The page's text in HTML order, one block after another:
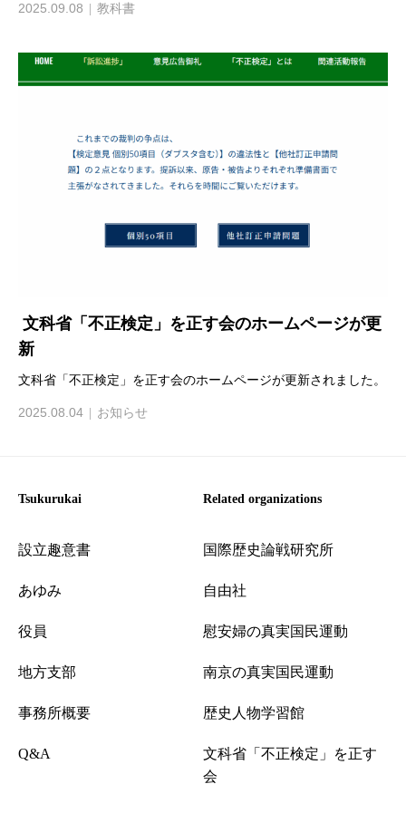
2025.09.08 教科書
文科省「不正検定」を正す会のホームページが更
新
文科省「不正検定」を正す会のホームページが更新されました。
2025.08.04 お知らせ
Tsukurukai
設立趣意書
あゆみ
役員
地方支部
事務所概要
Q&A
Related organizations
国際歴史論戦研究所
自由社
慰安婦の真実国民運動
南京の真実国民運動
歴史人物学習館
文科省「不正検定」を正す
会